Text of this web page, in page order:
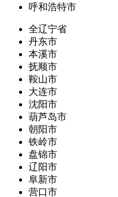
呼和浩特市
全辽宁省
丹东市
本溪市
抚顺市
鞍山市
大连市
沈阳市
葫芦岛市
朝阳市
铁岭市
盘锦市
辽阳市
阜新市
营口市